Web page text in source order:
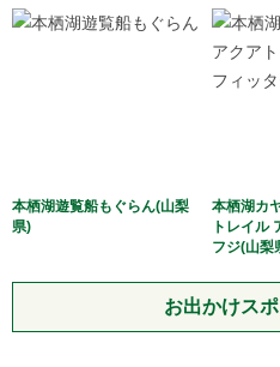
本栖湖遊覧船もぐらん(山梨
県)
本栖湖カ
トレイル
フジ(山梨
お出かけス